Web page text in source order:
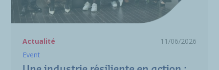
Actualité
11/06/2026
Event